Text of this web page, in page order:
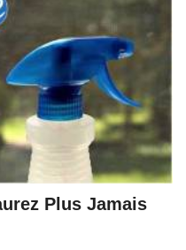
Plus Jamais